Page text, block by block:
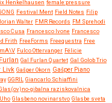
Henkelhausen female:pressure
Festival Ment Field Notes Filip
Walter FMR Records FM Sprehodi
Cusa Francesco Ivone Francesco
Frith FreeForms Freequestra Free
Fulco Ottervanger Félicie
Gal Furlan Quartet Gal Golob Trio
Livk Gašper Okorn Gašper Piano
GGRIL Giancarlo Schiaffini
gibalna raziskovalnica
Glasbeno novinarstvo Glasbe sveta